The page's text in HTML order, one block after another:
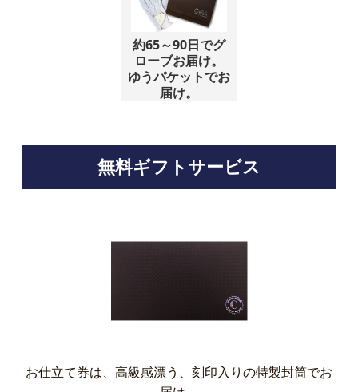
約65～90日でグ
ローブお届け。
ゆうパケットでお
届け。
無料ギフトサービス
お仕立て券は、高級感漂う、刻印入りの特製封筒でお